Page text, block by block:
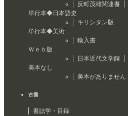
反町茂雄関連書
単行本◆日本語史
キリシタン版
単行本◆美術
輸入書
Ｗｅｂ版
日本近代文学館
美本なし
美本がありません
古書
書誌学・目録